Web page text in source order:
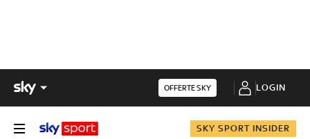
OFFERTE SKY LOGIN
SKY SPORT INSIDER